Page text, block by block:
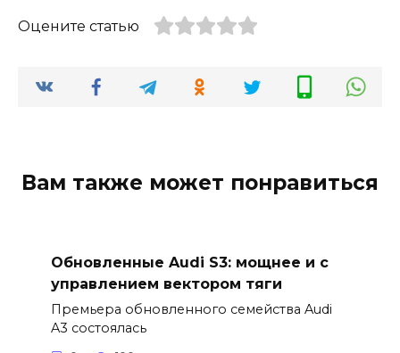
Оцените статью
Вам также может понравиться
Обновленные Audi S3: мощнее и с
управлением вектором тяги
Премьера обновленного семейства Audi
A3 состоялась